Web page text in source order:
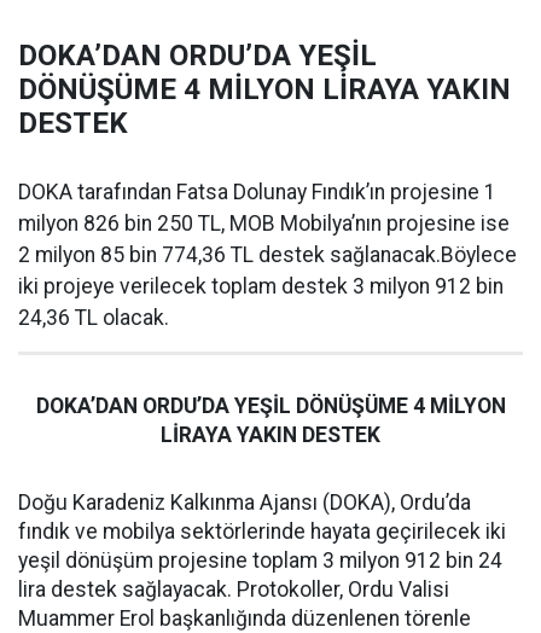
DOKA’DAN ORDU’DA YEŞİL
DÖNÜŞÜME 4 MİLYON LİRAYA YAKIN
DESTEK
DOKA tarafından Fatsa Dolunay Fındık’ın projesine 1
milyon 826 bin 250 TL, MOB Mobilya’nın projesine ise
2 milyon 85 bin 774,36 TL destek sağlanacak.Böylece
iki projeye verilecek toplam destek 3 milyon 912 bin
24,36 TL olacak.
DOKA’DAN ORDU’DA YEŞİL DÖNÜŞÜME 4 MİLYON
LİRAYA YAKIN DESTEK
Doğu Karadeniz Kalkınma Ajansı (DOKA), Ordu’da
fındık ve mobilya sektörlerinde hayata geçirilecek iki
yeşil dönüşüm projesine toplam 3 milyon 912 bin 24
lira destek sağlayacak. Protokoller, Ordu Valisi
Muammer Erol başkanlığında düzenlenen törenle